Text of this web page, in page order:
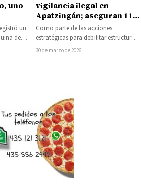
uno
un
de
vigilancia ilegal en
Apatzingán; aseguran 11
cámaras del crimen
organizado
Como parte de las acciones
estratégicas para debilitar estructuras
delictivas, la Fiscalía General del
30 de marzo de 2026